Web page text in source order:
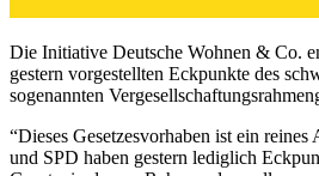
Die Initiative Deutsche Wohnen & Co.
gestern vorgestellten Eckpunkte des
sogenannten
“Dieses Gesetzesvorhaben ist ein
und SPD haben gestern lediglich